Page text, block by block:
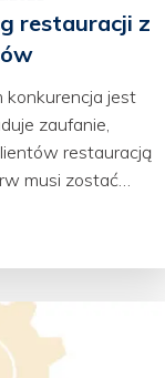
restauracji z
konkurencja jest
zaufanie,
restauracją
musi zostać…